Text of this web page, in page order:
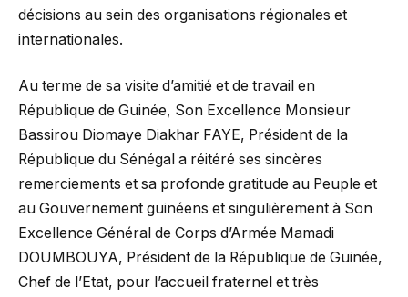
décisions au sein des organisations régionales et
internationales.
Au terme de sa visite d’amitié et de travail en
République de Guinée, Son Excellence Monsieur
Bassirou Diomaye Diakhar FAYE, Président de la
République du Sénégal a réitéré ses sincères
remerciements et sa profonde gratitude au Peuple et
au Gouvernement guinéens et singulièrement à Son
Excellence Général de Corps d’Armée Mamadi
DOUMBOUYA, Président de la République de Guinée,
Chef de l’Etat, pour l’accueil fraternel et très